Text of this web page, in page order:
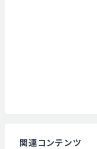
関連コンテンツ